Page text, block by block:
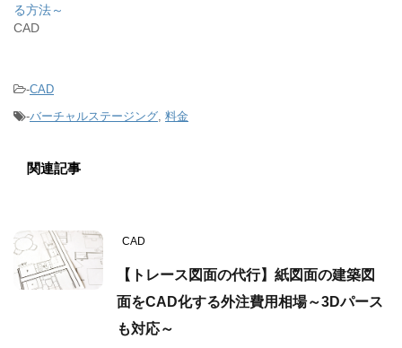
る方法～
CAD
-CAD
-バーチャルステージング 料金
関連記事
CAD
【トレース図面の代行】紙図面の建築図
面をCAD化する外注費用相場～3Dパース
も対応～